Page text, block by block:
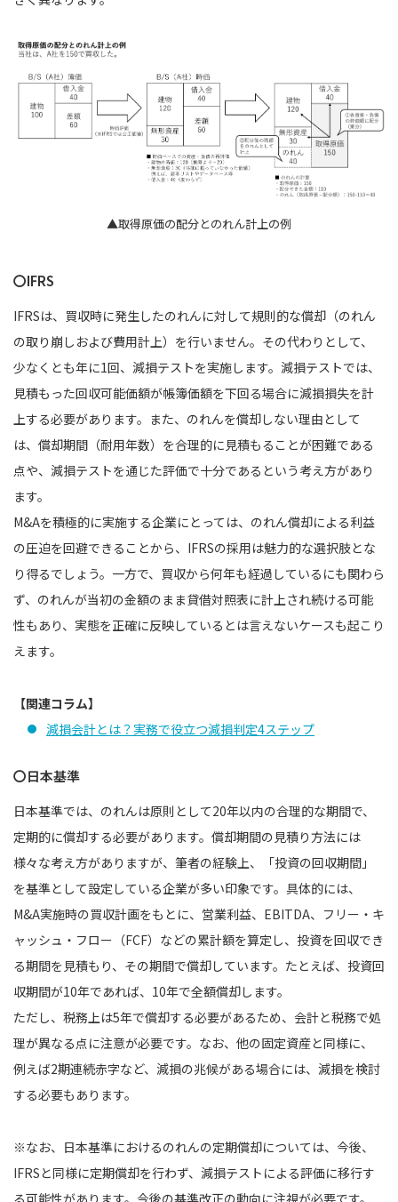
▲取得原価の配分とのれん計上の例
〇IFRS
IFRSは、買収時に発生したのれんに対して規則的な償却（のれん
の取り崩しおよび費用計上）を行いません。その代わりとして、
少なくとも年に1回、減損テストを実施します。減損テストでは、
見積もった回収可能価額が帳簿価額を下回る場合に減損損失を計
上する必要があります。また、のれんを償却しない理由として
は、償却期間（耐用年数）を合理的に見積もることが困難である
点や、減損テストを通じた評価で十分であるという考え方があり
ます。
M&Aを積極的に実施する企業にとっては、のれん償却による利益
の圧迫を回避できることから、IFRSの採用は魅力的な選択肢とな
り得るでしょう。一方で、買収から何年も経過しているにも関わら
ず、のれんが当初の金額のまま貸借対照表に計上され続ける可能
性もあり、実態を正確に反映しているとは言えないケースも起こり
えます。
【関連コラム】
減損会計とは？実務で役立つ減損判定4ステップ
〇日本基準
日本基準では、のれんは原則として20年以内の合理的な期間で、
定期的に償却する必要があります。償却期間の見積り方法には
様々な考え方がありますが、筆者の経験上、「投資の回収期間」
を基準として設定している企業が多い印象です。具体的には、
M&A実施時の買収計画をもとに、営業利益、EBITDA、フリー・キ
ャッシュ・フロー（FCF）などの累計額を算定し、投資を回収でき
る期間を見積もり、その期間で償却しています。たとえば、投資回
収期間が10年であれば、10年で全額償却します。
ただし、税務上は5年で償却する必要があるため、会計と税務で処
理が異なる点に注意が必要です。なお、他の固定資産と同様に、
例えば2期連続赤字など、減損の兆候がある場合には、減損を検討
する必要もあります。
※なお、日本基準におけるのれんの定期償却については、今後、
IFRSと同様に定期償却を行わず、減損テストによる評価に移行す